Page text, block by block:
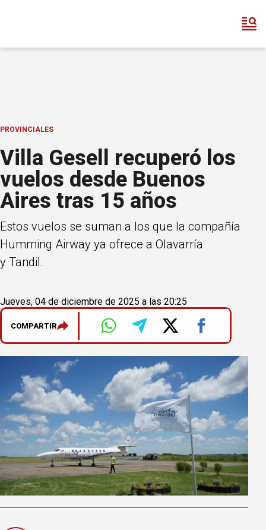
PROVINCIALES
Villa Gesell recuperó los
vuelos desde Buenos
Aires tras 15 años
Estos vuelos se suman a los que la compañía
Humming Airway ya ofrece a Olavarría
y Tandil.
Jueves, 04 de diciembre de 2025 a las 20:25
COMPARTIR